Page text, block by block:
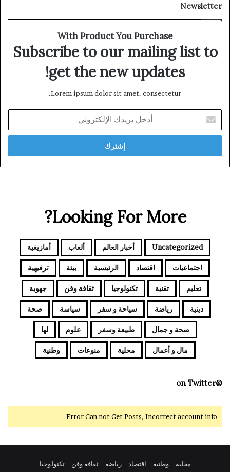
Newsletter
With Product You Purchase
Subscribe to our mailing list to
get the new updates!
Lorem ipsum dolor sit amet, consectetur.
بريدك
الإلكتروني
Looking For More?
Uncategorized أخبار العالم ألعاب أمازيغية
اجتماعيات اقتصاد الرئيسية بيئة ترفيهية
تعليم تقنية تكنولوجيا ثقافة وفن جهوية
دينية رياضة سياحة و سفر سياسة صحة
صحة و جمال طبيعة وسفر علوم لها
مال و أعمال محلية منوعات وطنية
@on Twitter
Error Can not Get Posts, Incorrect account info.
محلية وطنية اقتصاد رياضة ثقافة وفن تكنولوجيا